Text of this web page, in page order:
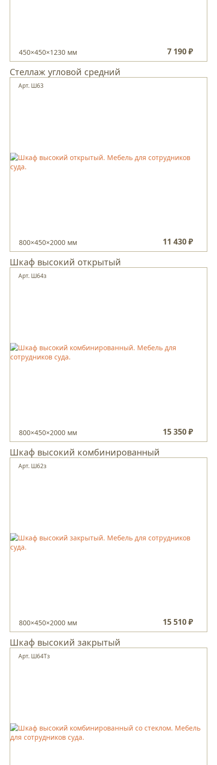
450×450×1230 мм 7 190 ₽
Стеллаж угловой средний
800×450×2000 мм 11 430 ₽
Арт. Ш63
Шкаф высокий открытый
800×450×2000 мм 15 350 ₽
Арт. Ш64з
Шкаф высокий комбинированный
800×450×2000 мм 15 510 ₽
Арт. Ш62з
Шкаф высокий закрытый
Арт. Ш64Тз